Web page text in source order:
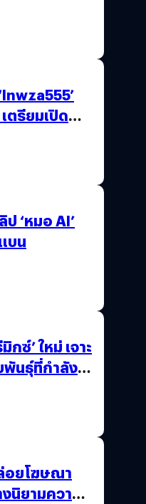
ตรียมเปิด
‘หมอ AI’
บน
ซ์’ ใหม่ เจาะ
พันธุ์ที่กำลัง
อยโฆษณา
งนิยามความ